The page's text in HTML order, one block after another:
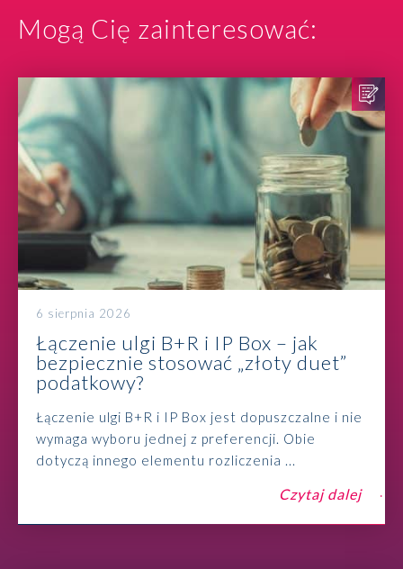
Mogą Cię zainteresować:
6 sierpnia 2026
Łączenie ulgi B+R i IP Box – jak
bezpiecznie stosować „złoty duet”
podatkowy?
Łączenie ulgi B+R i IP Box jest dopuszczalne i nie
wymaga wyboru jednej z preferencji. Obie
dotyczą innego elementu rozliczenia ...
Czytaj dalej